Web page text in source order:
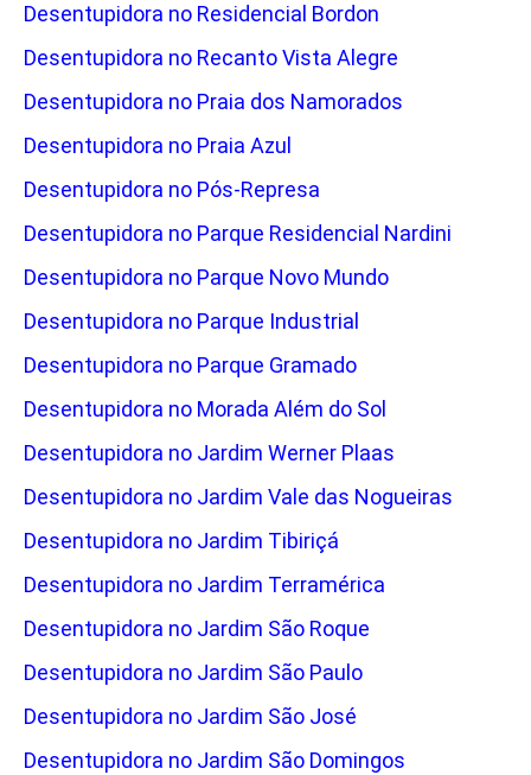
Desentupidora no Residencial Bordon
Desentupidora no Recanto Vista Alegre
Desentupidora no Praia dos Namorados
Desentupidora no Praia Azul
Desentupidora no Pós-Represa
Desentupidora no Parque Residencial Nardini
Desentupidora no Parque Novo Mundo
Desentupidora no Parque Industrial
Desentupidora no Parque Gramado
Desentupidora no Morada Além do Sol
Desentupidora no Jardim Werner Plaas
Desentupidora no Jardim Vale das Nogueiras
Desentupidora no Jardim Tibiriçá
Desentupidora no Jardim Terramérica
Desentupidora no Jardim São Roque
Desentupidora no Jardim São Paulo
Desentupidora no Jardim São José
Desentupidora no Jardim São Domingos